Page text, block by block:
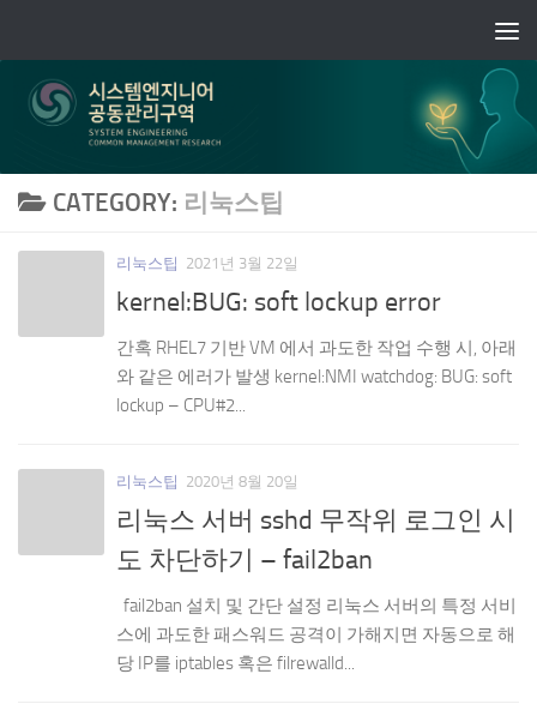
CATEGORY: 리눅스팁
리눅스팁 2021년 3월 22일
kernel:BUG: soft lockup error
간혹 RHEL7 기반 VM 에서 과도한 작업 수행 시, 아래
와 같은 에러가 발생 kernel:NMI watchdog: BUG: soft
lockup – CPU#2...
리눅스팁 2020년 8월 20일
리눅스 서버 sshd 무작위 로그인 시
도 차단하기 – fail2ban
fail2ban 설치 및 간단 설정 리눅스 서버의 특정 서비
스에 과도한 패스워드 공격이 가해지면 자동으로 해
당 IP를 iptables 혹은 filrewalld...